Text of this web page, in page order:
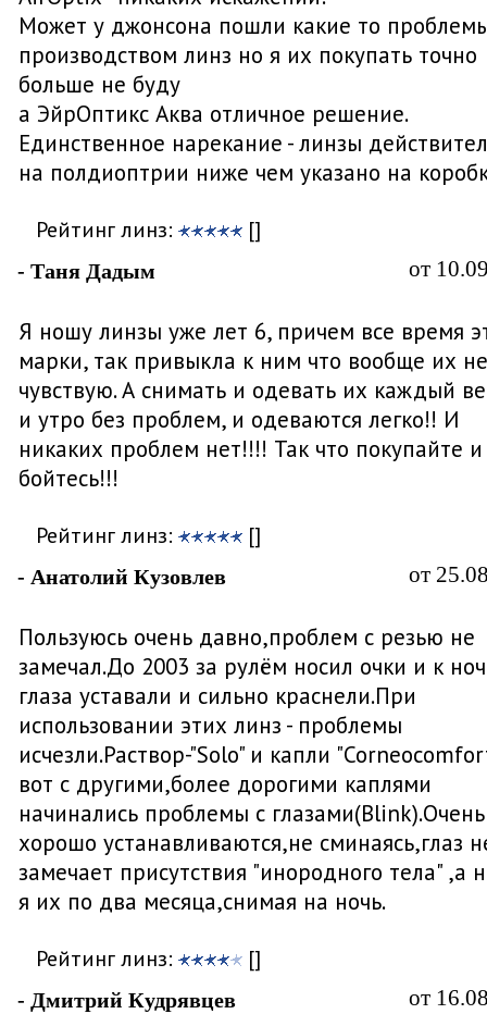
Может у джонсона пошли какие то
производством линз но я их покупать точно
больше не буду
а ЭйрОптикс Аква отличное решение.
Единственное нарекание - линзы
на полдиоптрии ниже чем указано на
Рейтинг линз: []
- Таня Дадым от
Я ношу линзы уже лет 6, причем все время
марки, так привыкла к ним что вообще их не
чувствую. А снимать и одевать их каждый
и утро без проблем, и одеваются легко!! И
никаких проблем нет!!!! Так что покупайте
бойтесь!!!
Рейтинг линз: []
- Анатолий Кузовлев от
Пользуюсь очень давно,проблем с резью не
замечал.До 2003 за рулём носил очки и к
глаза уставали и сильно краснели.При
использовании этих линз - проблемы
исчезли.Раствор-"Solo" и капли
вот с другими,более дорогими каплями
начинались проблемы с глазами(Blink).Очень
хорошо устанавливаются,не сминаясь,глаз
замечает присутствия "инородного тела" ,а
я их по два месяца,снимая на ночь.
Рейтинг линз: []
- Дмитрий Кудрявцев от